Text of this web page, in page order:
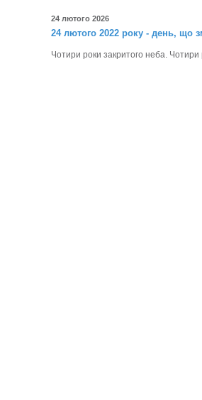
24 лютого 2026
24 лютого 2022 року - день, що
Чотири роки закритого неба. Чотири